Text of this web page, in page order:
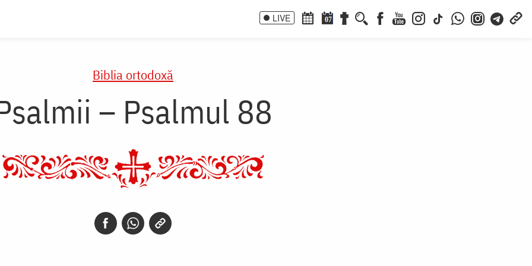
LIVE 07
Biblia ortodoxă
– Psalmul 88